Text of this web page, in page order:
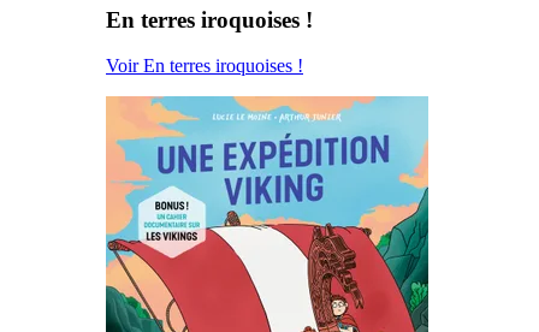
En terres iroquoises !
Voir En terres iroquoises !